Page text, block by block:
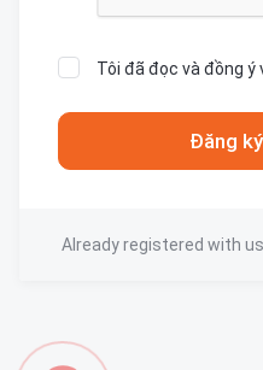
Tôi đã đọc và đồng ý
Already registered with